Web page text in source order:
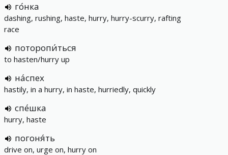
го́нка
dashing, rushing, haste, hurry, hurry-scurry, rafting
race
поторопи́ться
to hasten/hurry up
на́спех
hastily, in a hurry, in haste, hurriedly, quickly
спе́шка
hurry, haste
погоня́ть
drive on, urge on, hurry on